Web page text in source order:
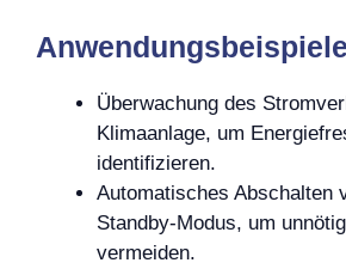
Anwendungsbeispiele
Überwachung des
Klimaanlage, um
identifizieren.
Automatisches Abschalten
Standby-Modus, um
vermeiden.